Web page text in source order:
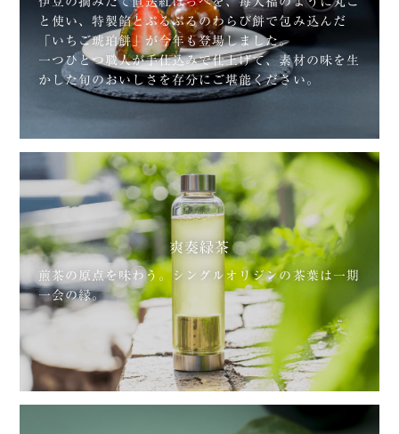
と使い、特製餡とぷるぷるのわらび餅で包み込んだ
「いちご琥珀餅」が今年も登場しました。
一つひとつ職人が手仕込みで仕上げて、素材の味を生
かした旬のおいしさを存分にご堪能ください。
爽奏緑茶
煎茶の原点を味わう。シングルオリジンの茶葉は一期
一会の縁。